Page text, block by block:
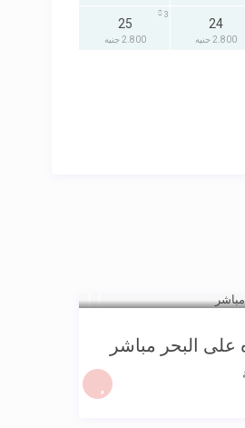
24
2.800 جنيه
25
2.800 جنيه
3
البحر مباشر